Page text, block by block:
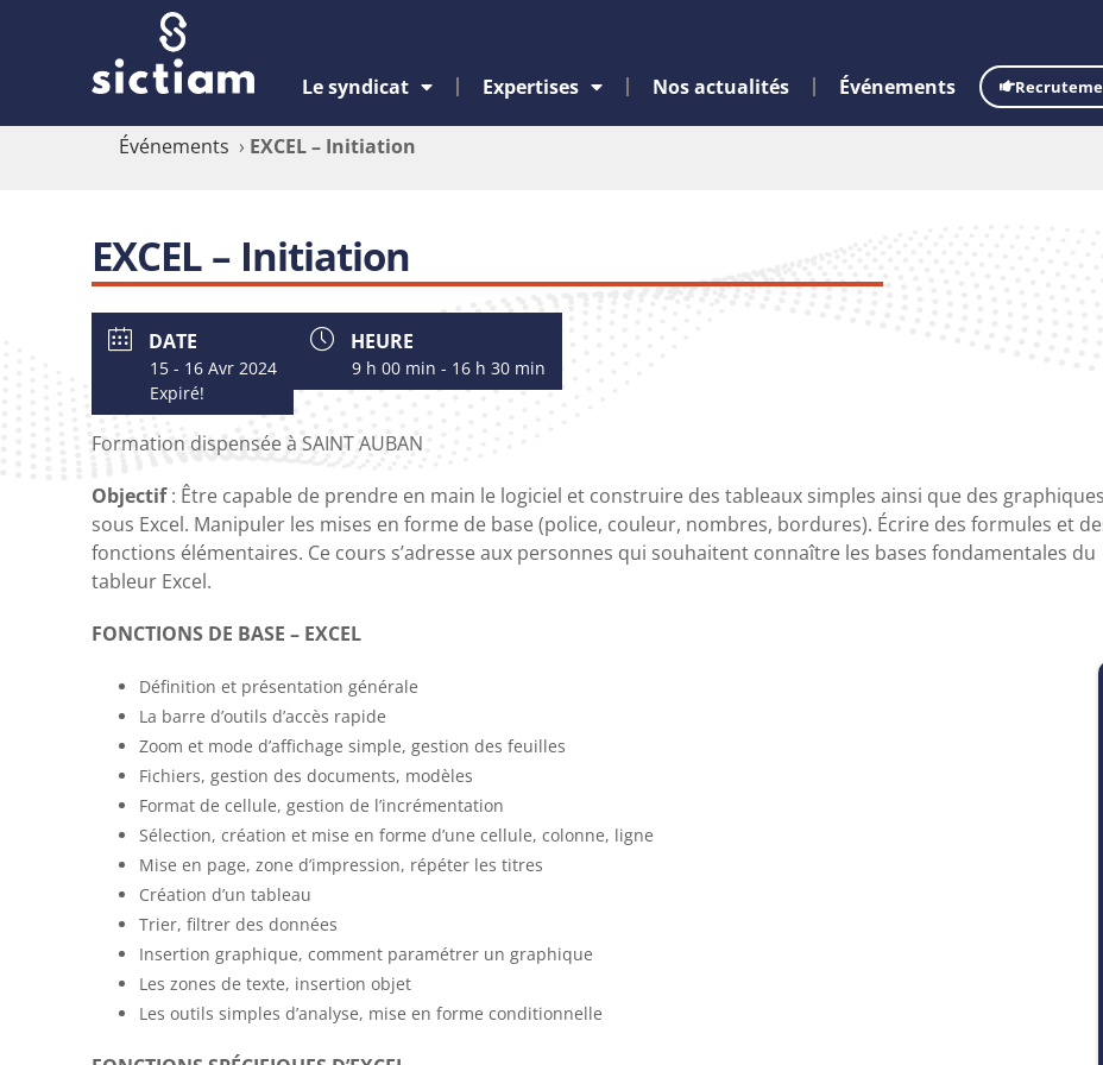
Le syndicat Expertises Nos actualités Événements
Événements › EXCEL – Initiation
EXCEL – Initiation
DATE
15 - 16 Avr 2024
Expiré!
HEURE
9 h 00 min - 16 h 30 min
Formation dispensée à SAINT AUBAN
Objectif: Être capable de prendre en main le logiciel et construire des tableaux simples ainsi que des graphiques
sous Excel. Manipuler les mises en forme de base (police, couleur, nombres, bordures). Écrire des formules et
fonctions élémentaires. Ce cours s’adresse aux personnes qui souhaitent connaître les bases fondamentales du
tableur Excel.
FONCTIONS DE BASE – EXCEL
Définition et présentation générale
La barre d’outils d’accès rapide
Zoom et mode d’affichage simple, gestion des feuilles
Fichiers, gestion des documents, modèles
Format de cellule, gestion de l’incrémentation
Sélection, création et mise en forme d’une cellule, colonne, ligne
Mise en page, zone d’impression, répéter les titres
Création d’un tableau
Trier, filtrer des données
Insertion graphique, comment paramétrer un graphique
Les zones de texte, insertion objet
Les outils simples d’analyse, mise en forme conditionnelle